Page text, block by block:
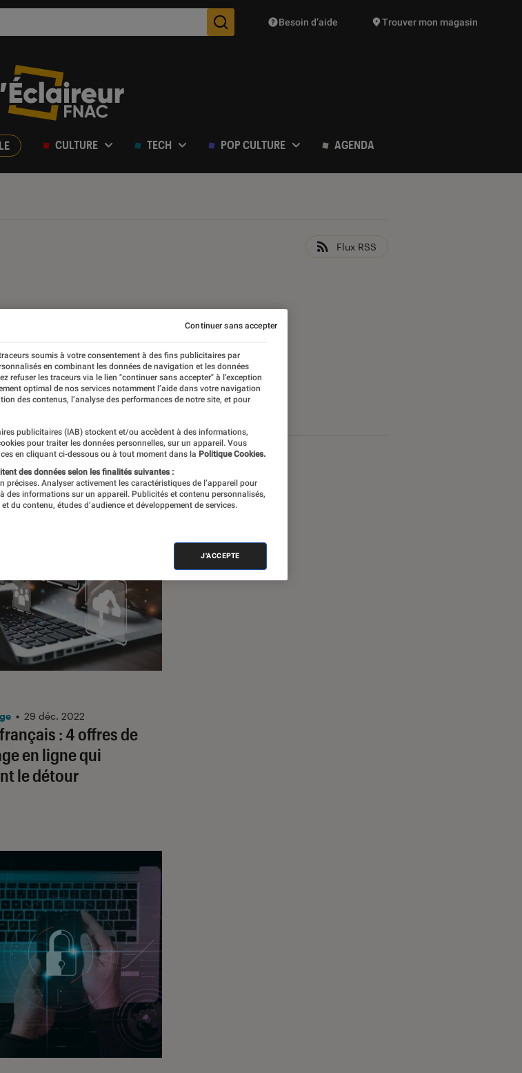
Des suggestions de produits vont vous être proposées
Besoin d’aide Trouver mon magasin
CULTURE TECH POP CULTURE AGENDA
Flux RSS
: 4 offres de
en ligne qui
le détour
• 29 déc. 2022
soumis à votre consentement à des fins publicitaires par
en combinant les données de navigation et les données
refuser les traceurs via le lien "continuer sans accepter" à l’exception
optimal de nos services notamment l’aide dans votre navigation
des contenus, l’analyse des performances de notre site, et pour
publicitaires (IAB) stockent et/ou accèdent à des informations,
pour traiter les données personnelles, sur un appareil. Vous
en cliquant ci-dessous ou à tout moment dans la Politique Cookies.
des données selon les finalités suivantes :
précises. Analyser activement les caractéristiques de l’appareil pour
des informations sur un appareil. Publicités et contenu personnalisés,
du contenu, études d’audience et développement de services.
J'ACCEPTE
Continuer sans accepter